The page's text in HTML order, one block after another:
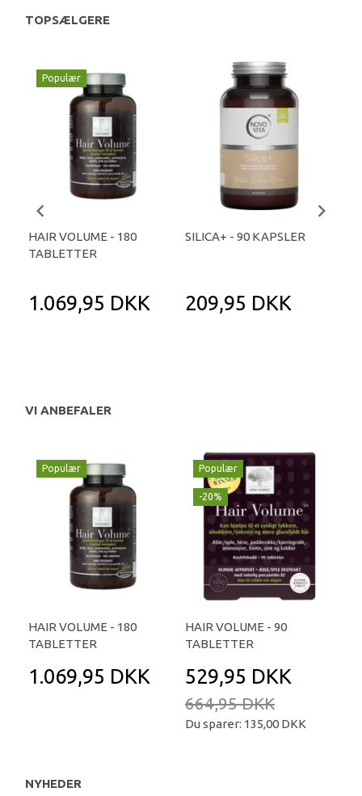
TOPSÆLGERE
Populær
HAIR VOLUME - 180
TABLETTER
1.069,95 DKK
SILICA+ - 90 KAPSLER
209,95 DKK
VI ANBEFALER
Populær
HAIR VOLUME - 180
TABLETTER
1.069,95 DKK
Populær
-20%
HAIR VOLUME - 90
TABLETTER
529,95 DKK
664,95 DKK
Du sparer: 135,00 DKK
NYHEDER